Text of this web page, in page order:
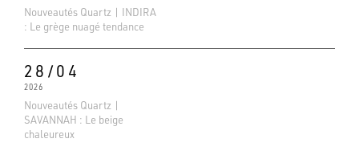
Nouveautés Quartz | INDIRA
: Le grège nuagé tendance
28/04
2026
Nouveautés Quartz |
SAVANNAH : Le beige
chaleureux